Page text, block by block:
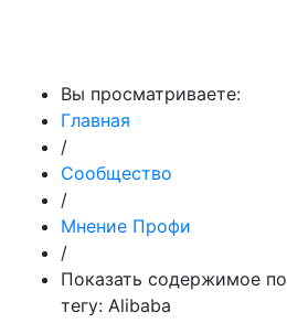
Вы просматриваете:
Главная
/
Сообщество
/
Мнение Профи
/
Показать содержимое по
тегу: Alibaba